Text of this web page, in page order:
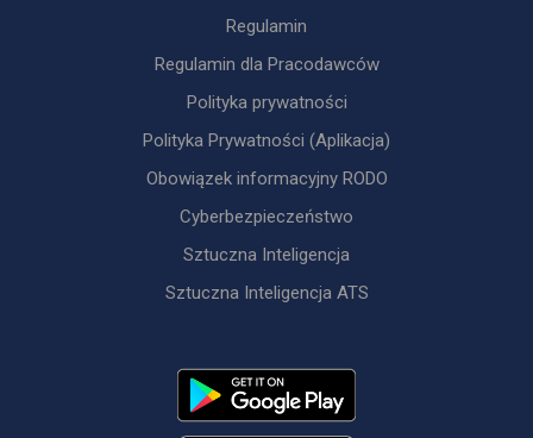
Regulamin
Regulamin dla Pracodawców
Polityka prywatności
Polityka Prywatności (Aplikacja)
Obowiązek informacyjny RODO
Cyberbezpieczeństwo
Sztuczna Inteligencja
Sztuczna Inteligencja ATS